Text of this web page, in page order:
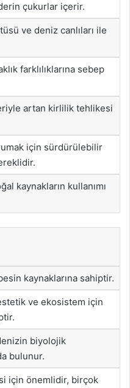
çukurlar içerir.
ve deniz canlıları ile
farklılıklarına sebep
artan kirlilik tehlikesi
için sürdürülebilir
kaynakların kullanımı
kaynaklarına sahiptir.
ve ekosistem için
biyolojik
bulunur.
için önemlidir, birçok